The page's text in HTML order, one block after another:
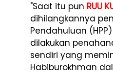
"Saat itu pun RUU
dihilangkannya
Pendahuluan
dilakukan
sendiri yang
Habiburokhman